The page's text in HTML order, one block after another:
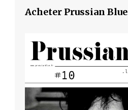
Acheter Prussian Blue